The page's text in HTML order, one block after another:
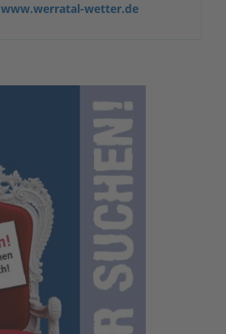
www.werratal-wetter.de